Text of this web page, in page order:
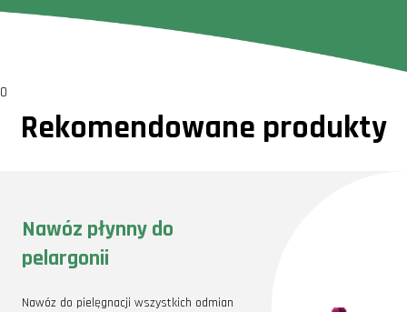
0
Rekomendowane produkty
Nawóz płynny do
pelargonii
Nawóz do pielęgnacji wszystkich odmian